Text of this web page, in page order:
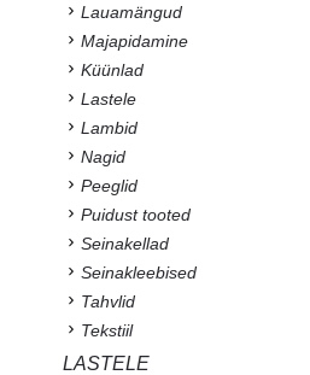
Lauamängud
Majapidamine
Küünlad
Lastele
Lambid
Nagid
Peeglid
Puidust tooted
Seinakellad
Seinakleebised
Tahvlid
Tekstiil
LASTELE